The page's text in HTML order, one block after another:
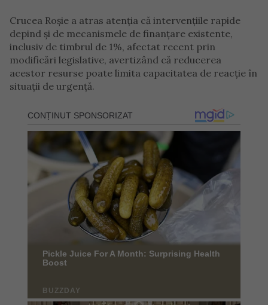
Crucea Roșie a atras atenția că intervențiile rapide
depind și de mecanismele de finanțare existente,
inclusiv de timbrul de 1%, afectat recent prin
modificări legislative, avertizând că reducerea
acestor resurse poate limita capacitatea de reacție în
situații de urgență.